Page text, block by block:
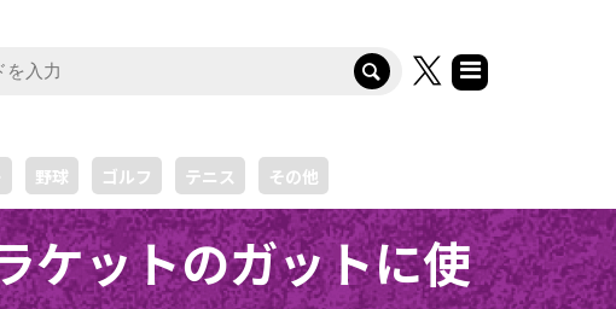
野球 ゴルフ テニス その他
ケットのガットに使